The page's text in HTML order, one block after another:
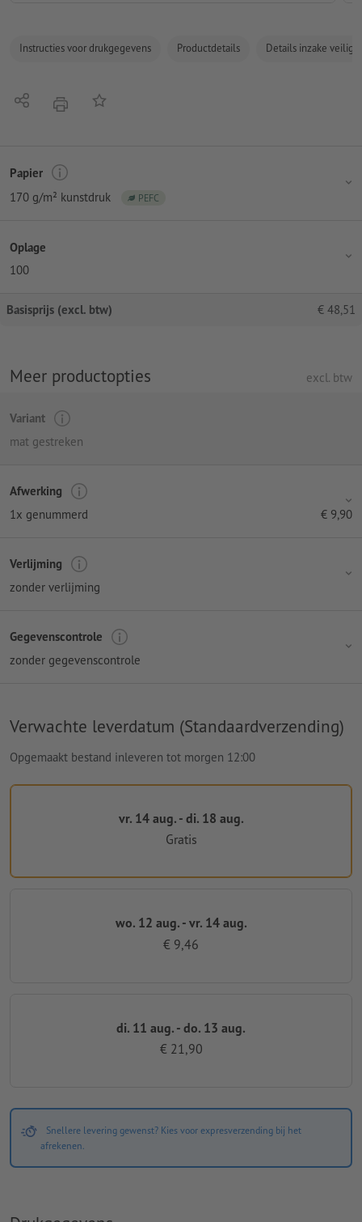
Instructies voor drukgegevens Productdetails Details inzake
Delen afdrukkenOp de lijst
Papier
170 g/m² kunstdruk
PEFC
Oplage
100
Basisprijs (excl. btw) € 48,51
Meer productopties excl. btw
Variant
mat gestreken
Afwerking
1x genummerd
€ 9,90
Verlijming
zonder verlijming
Gegevenscontrole
zonder gegevenscontrole
Verwachte leverdatum (Standaardverzending)
Opgemaakt bestand inleveren tot morgen 12:00
vr. 14 aug. - di. 18 aug.
Gratis
wo. 12 aug. - vr. 14 aug.
€ 9,46
di. 11 aug. - do. 13 aug.
€ 21,90
Snellere levering gewenst? Kies voor expresverzending bij het
afrekenen.